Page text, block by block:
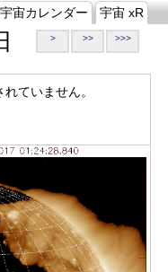
宇宙カレンダー 宇宙 xR
> >> >>>
れていません。